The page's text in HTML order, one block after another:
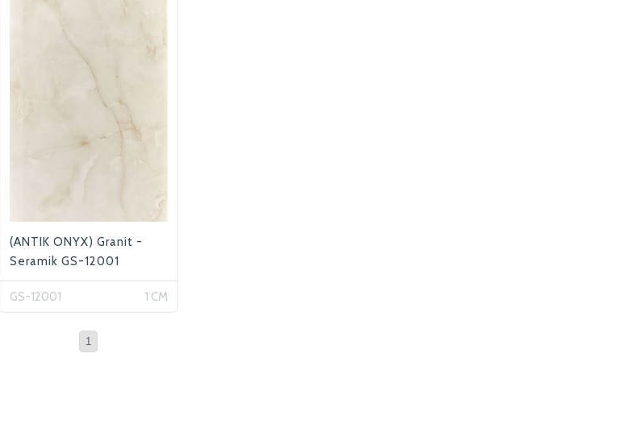
(ANTIK ONYX) Granit -
Seramik GS-12001
GS-12001 1 CM
1
gönderdikten sonra tarafımıza bilgi
bizlere ulaştırabilirsiniz. Bizi tercih